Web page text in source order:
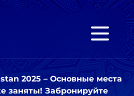
2025 – Основные места
заняты! Забронируйте